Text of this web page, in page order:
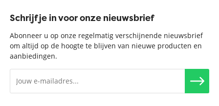
Schrijf je in voor onze nieuwsbrief
Abonneer u op onze regelmatig verschijnende nieuwsbrief
om altijd op de hoogte te blijven van nieuwe producten en
aanbiedingen.